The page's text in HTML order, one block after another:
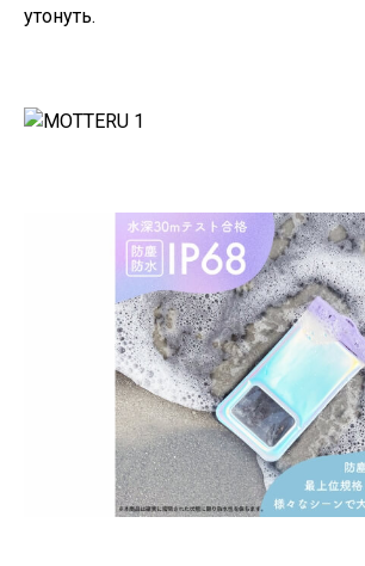
утонуть.